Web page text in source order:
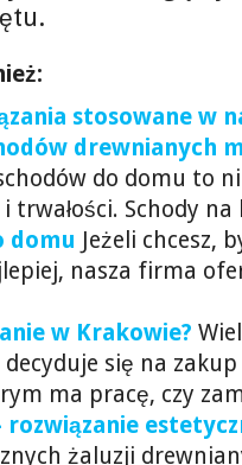
stosowane w
drewnianych
do domu to
trwałości. Schody
domu Jeżeli chcesz,
nasza firma
w Krakowie?
się na
ma pracę, czy
rozwiązanie
żaluzji